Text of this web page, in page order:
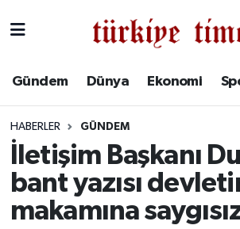
Gündem Dünya Ekonomi
HABERLER GÜNDEM
İletişim Başkanı
bant yazısı
makamına
Ekonomi
Spor
Savunma - Teknoloji
Süper Lig Puan Durumu ve
Tüm Manşetler
Son Dakika Haberleri